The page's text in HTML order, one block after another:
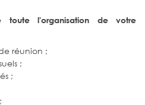
toute l'organisation de votre
réunion ;
;
;